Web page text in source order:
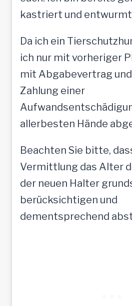
kastriert und
Da ich ein
ich nur mit vorheriger
mit Abgabevertrag
Zahlung einer
allerbesten Hände
Beachten Sie bitte,
Vermittlung das Alter
der neuen Halter
berücksichtigen und
dementsprechend